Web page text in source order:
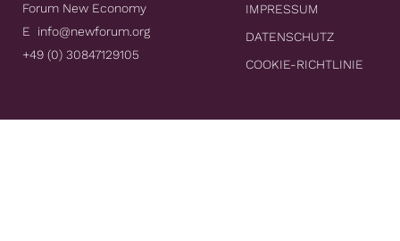
Forum New Economy
E info@newforum.org
+49 (0) 30847129105
IMPRESSUM
DATENSCHUTZ
COOKIE-RICHTLINIE